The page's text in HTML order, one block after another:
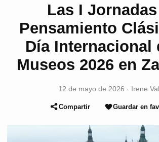
Las I
Pensamiento
Día Internacional
Museos 2026 en
12 de mayo de 2026 · Irene
Compartir Guardar en